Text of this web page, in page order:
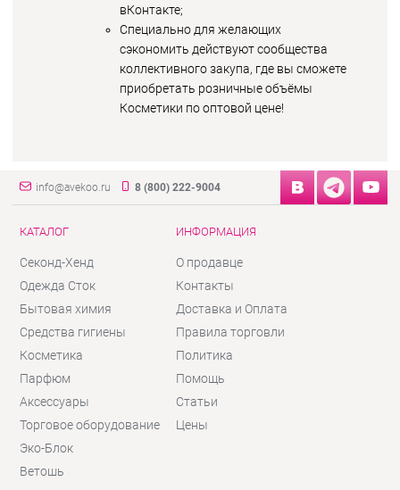
вКонтакте;
Специально для желающих
сэкономить действуют сообщества
коллективного закупа, где вы сможете
приобретать розничные объёмы
Косметики по оптовой цене!
info@avekoo.ru 8 (800) 222-9004
КАТАЛОГ
Секонд-Хенд
Одежда Сток
Бытовая химия
Средства гигиены
Косметика
Парфюм
Аксессуары
Торговое оборудование
Эко-Блок
Ветошь
ИНФОРМАЦИЯ
О продавце
Контакты
Доставка и Оплата
Правила торговли
Политика
Помощь
Статьи
Цены